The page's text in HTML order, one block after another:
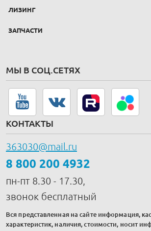
ЛИЗИНГ
ЗАПЧАСТИ
МЫ В СОЦ.СЕТЯХ
КОНТАКТЫ
363030@mail.ru
8 800 200 4932
пн-пт 8.30 - 17.30,
звонок бесплатный
Вся представленная на сайте информация,
характеристик, наличия, стоимости, носит